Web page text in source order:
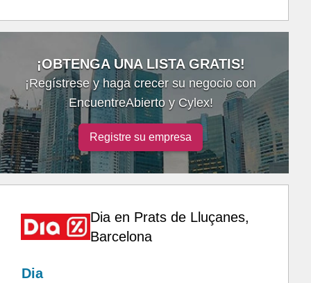
¡OBTENGA UNA LISTA GRATIS!
¡Regístrese y haga crecer su negocio con
EncuentreAbierto y Cylex!
Registre su empresa
Dia en Prats de Lluçanes,
Barcelona
Dia